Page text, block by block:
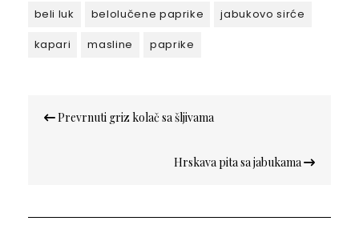
beli luk
belolučene paprike
jabukovo sirće
kapari
masline paprike
чланка
Prevrnuti griz kolač sa šljivama
Hrskava pita sa jabukama